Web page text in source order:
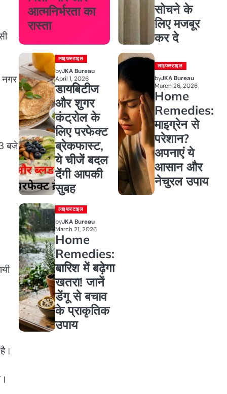
नगर
बजे
आत्मनिर्भरता का
रास्ता
सोचने के
लिए मजबूर
कर दे
लाइफस्टाइल
byJKA Bureau
April 1, 2026
डायबिटीज
और शुगर
कंट्रोल के
लिए परफेक्ट
ब्रेकफास्ट,
ये चीजें बदल
देंगी आपकी
सुबह
लाइफस्टाइल
byJKA Bureau
March 26, 2026
Home
Remedies:
माइग्रेन से
परेशान?
अपनाएं ये
आसान और
नेचुरल उपाय
लाइफस्टाइल
byJKA Bureau
March 21, 2026
Home
Remedies:
बारिश में बढ़ेगा
खतरा! जानें
डेंगू से बचाव
के प्राकृतिक
उपाय